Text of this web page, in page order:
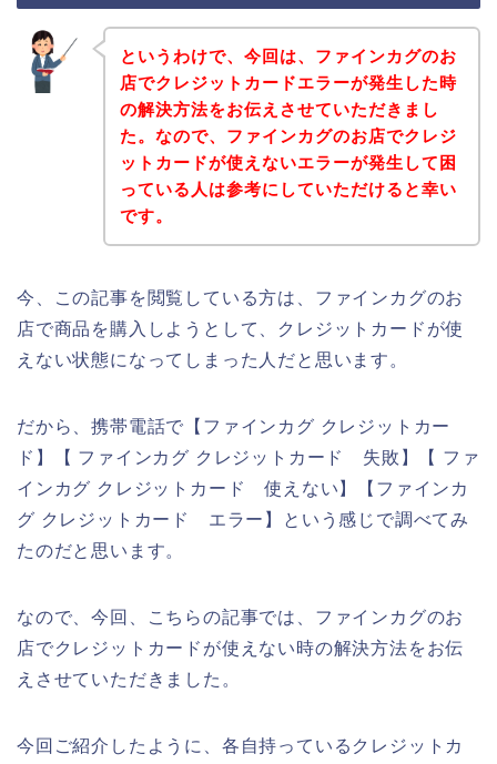
というわけで、今回は、ファインカグのお
店でクレジットカードエラーが発生した時
の解決方法をお伝えさせていただきまし
た。なので、ファインカグのお店でクレジ
ットカードが使えないエラーが発生して困
っている人は参考にしていただけると幸い
です。
今、この記事を閲覧している方は、ファインカグのお
店で商品を購入しようとして、クレジットカードが使
えない状態になってしまった人だと思います。
だから、携帯電話で【ファインカグ クレジットカー
ド】【 ファインカグ クレジットカード 失敗】【 ファ
インカグ クレジットカード 使えない】【ファインカ
グ クレジットカード エラー】という感じで調べてみ
たのだと思います。
なので、今回、こちらの記事では、ファインカグのお
店でクレジットカードが使えない時の解決方法をお伝
えさせていただきました。
今回ご紹介したように、各自持っているクレジットカ